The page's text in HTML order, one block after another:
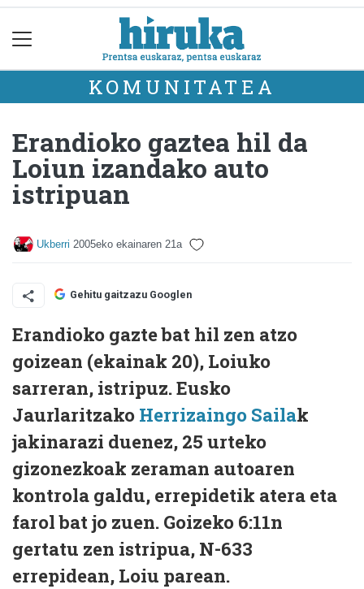
KOMUNITATEA
Erandioko gaztea hil da
Loiun izandako auto
istripuan
Ukberri 2005eko ekainaren 21a
Gehitu gaitzazu Googlen
Erandioko gazte bat hil zen atzo
goizean (ekainak 20), Loiuko
sarreran, istripuz. Eusko
Jaurlaritzako Herrizaingo Sailak
jakinarazi duenez, 25 urteko
gizonezkoak zeraman autoaren
kontrola galdu, errepidetik atera eta
farol bat jo zuen. Goizeko 6:11n
gertatu zen istripua, N-633
errepidean, Loiu parean.